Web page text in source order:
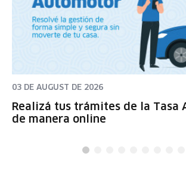
03 DE AUGUST DE 2026
Realizá tus trámites de la Tasa
de manera online